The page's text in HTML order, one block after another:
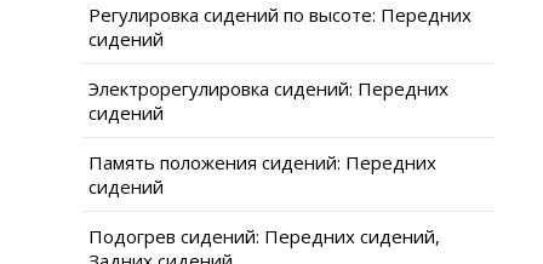
Регулировка сидений по высоте: Передних
сидений
Электрорегулировка сидений: Передних
сидений
Память положения сидений: Передних
сидений
Подогрев сидений: Передних сидений,